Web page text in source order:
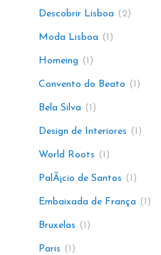
Descobrir Lisboa 2
Moda Lisboa 1
Homeing 1
Convento do Beato 1
Bela Silva 1
Design de Interiores 1
World Roots 1
PalÃ¡cio de Santos 1
Embaixada de França 1
Bruxelas 1
Paris 1